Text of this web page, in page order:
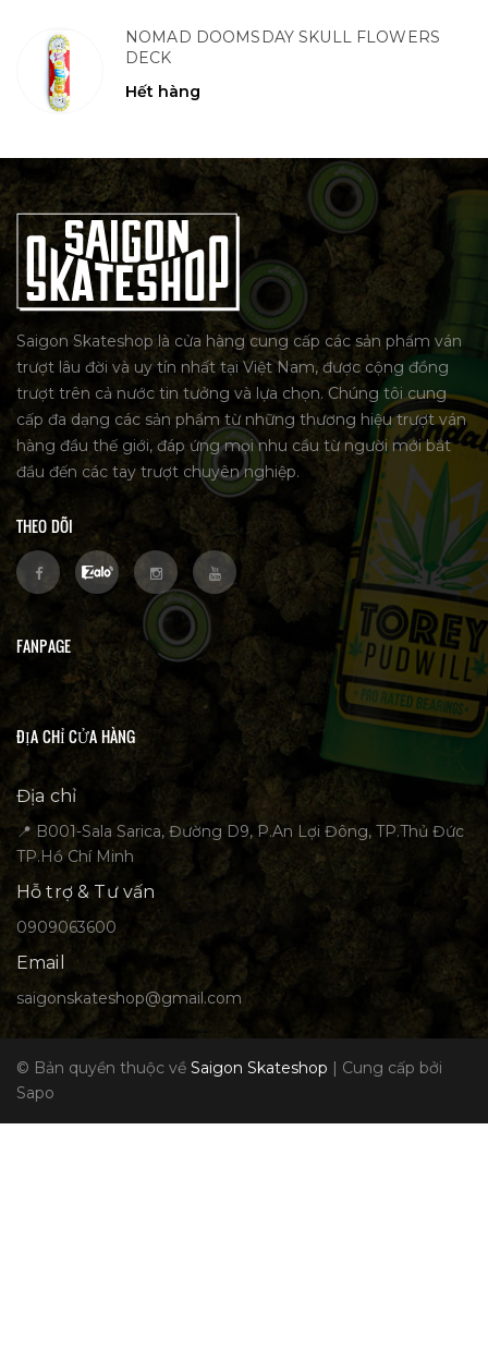
NOMAD DOOMSDAY SKULL FLOWERS
DECK
Hết hàng
Saigon Skateshop là cửa hàng cung cấp các sản phẩm ván
trượt lâu đời và uy tín nhất tại Việt Nam, được cộng đồng
trượt trên cả nước tin tưởng và lựa chọn. Chúng tôi cung
cấp đa dạng các sản phẩm từ những thương hiệu trượt ván
hàng đầu thế giới, đáp ứng mọi nhu cầu từ người mới bắt
đầu đến các tay trượt chuyên nghiệp.
THEO DÕI
FANPAGE
ĐỊA CHỈ CỬA HÀNG
Địa chỉ
📍 B001-Sala Sarica, Đường D9, P.An Lợi Đông, TP.Thủ Đức
TP.Hồ Chí Minh
Hỗ trợ & Tư vấn
0909063600
Email
saigonskateshop@gmail.com
© Bản quyền thuộc về Saigon Skateshop
Cung cấp bởi
Sapo